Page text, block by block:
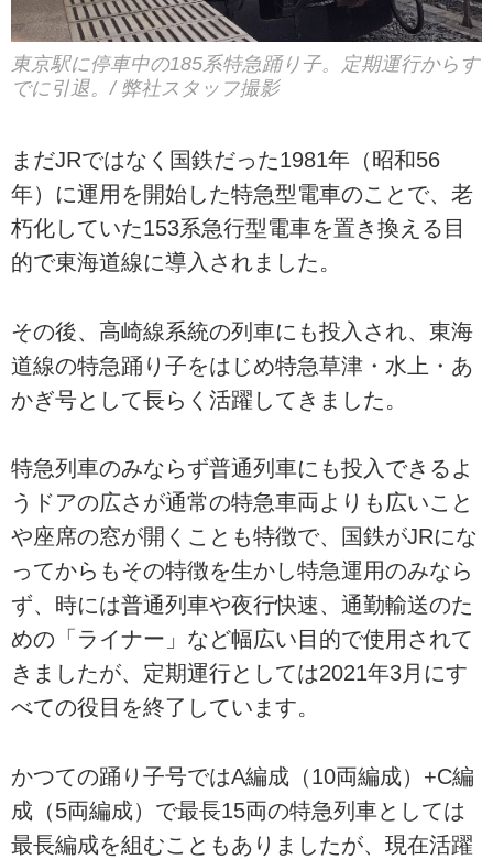
東京駅に停車中の185系特急踊り子。定期運行からす
でに引退。/ 弊社スタッフ撮影
まだJRではなく国鉄だった1981年（昭和56
年）に運用を開始した特急型電車のことで、老
朽化していた153系急行型電車を置き換える目
的で東海道線に導入されました。
その後、高崎線系統の列車にも投入され、東海
道線の特急踊り子をはじめ特急草津・水上・あ
かぎ号として長らく活躍してきました。
特急列車のみならず普通列車にも投入できるよ
うドアの広さが通常の特急車両よりも広いこと
や座席の窓が開くことも特徴で、国鉄がJRにな
ってからもその特徴を生かし特急運用のみなら
ず、時には普通列車や夜行快速、通勤輸送のた
めの「ライナー」など幅広い目的で使用されて
きましたが、定期運行としては2021年3月にす
べての役目を終了しています。
かつての踊り子号ではA編成（10両編成）+C編
成（5両編成）で最長15両の特急列車としては
最長編成を組むこともありましたが、現在活躍